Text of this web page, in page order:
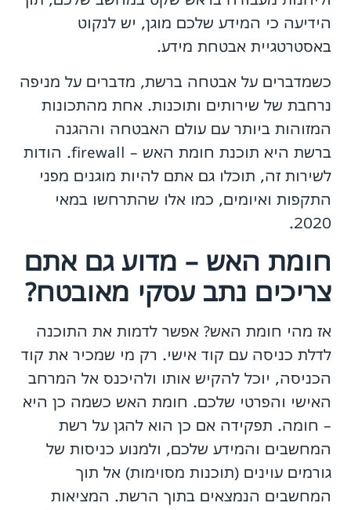
הידיעה כי המידע שלכם מוגן, יש לנקוט
באסטרטגיית אבטחת מידע.
כשמדברים על אבטחה ברשת, מדברים על מניפה
נרחבת של שירותים ותוכנות. אחת מהתכונות
המזוהות ביותר עם עולם האבטחה וההגנה
ברשת היא תוכנת חומת האש – firewall. הודות
לשירות זה, תוכלו גם אתם להיות מוגנים מפני
התקפות ואיומים, כמו אלו שהתרחשו במאי
2020.
חומת האש – מדוע גם אתם
צריכים נתב עסקי מאובטח?
אז מהי חומת האש? אפשר לדמות את התוכנה
לדלת כניסה עם קוד אישי. רק מי שמכיר את קוד
הכניסה, יוכל להקיש אותו ולהיכנס אל המרחב
האישי והפרטי שלכם. חומת האש כשמה כן היא
– חומה. תפקידה אם כן הוא להגן על רשת
המחשבים והמידע שלכם, ולמנוע כניסות של
גורמים עוינים (תוכנות מסוימות) אל תוך
המחשבים הנמצאים בתוך הרשת. המציאות